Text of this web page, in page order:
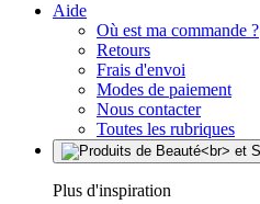
Aide
Où est ma commande ?
Retours
Frais d'envoi
Modes de paiement
Nous contacter
Toutes les rubriques
Plus d'inspiration